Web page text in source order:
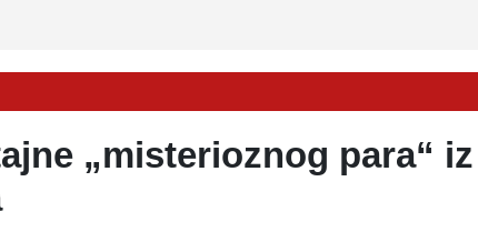
„misterioznog para“